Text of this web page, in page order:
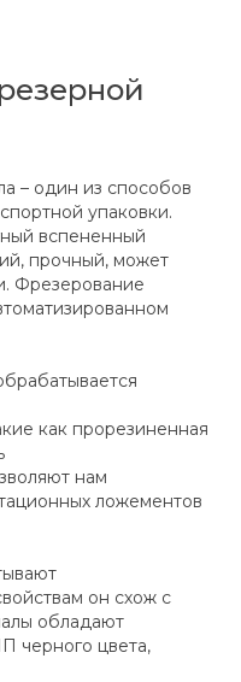
– один из способов
упаковки.
вспененный
прочный, может
Фрезерование
как прорезиненная
нам
ложементов
он схож с
обладают
черного цвета,